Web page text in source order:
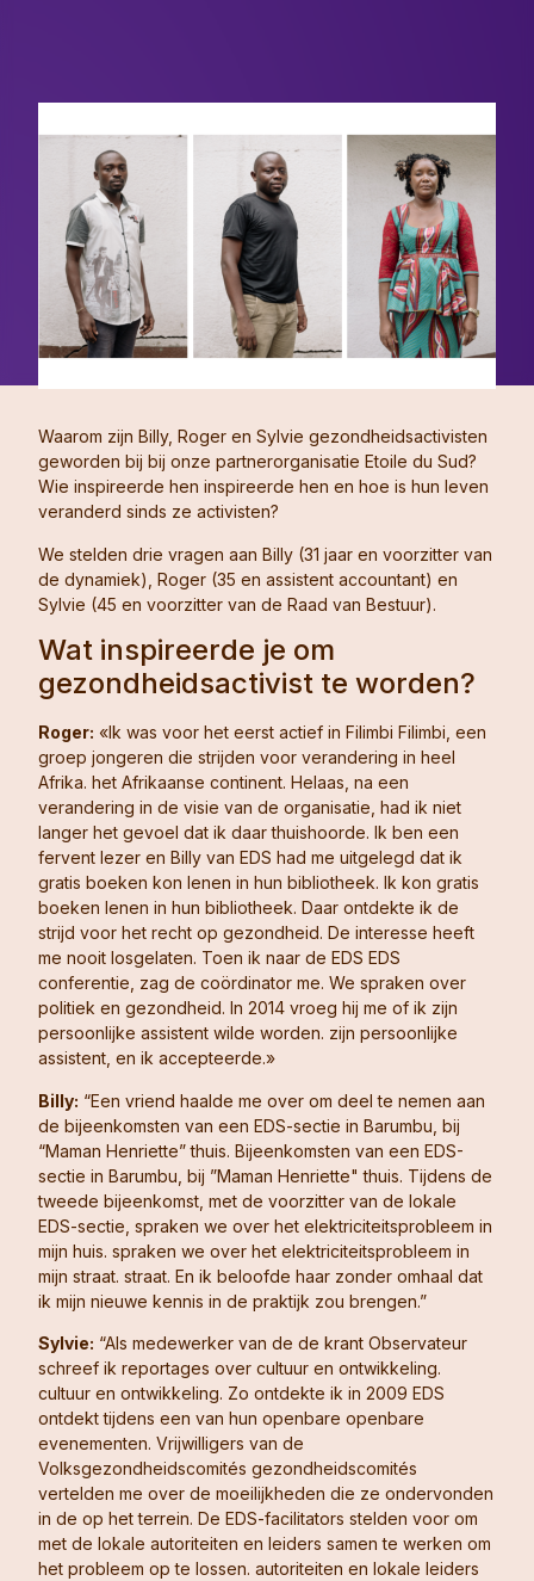
Waarom zijn Billy, Roger en Sylvie gezondheidsactivisten
geworden bij bij onze partnerorganisatie Etoile du Sud?
Wie inspireerde hen inspireerde hen en hoe is hun leven
veranderd sinds ze activisten?
We stelden drie vragen aan Billy (31 jaar en voorzitter van
de dynamiek), Roger (35 en assistent accountant) en
Sylvie (45 en voorzitter van de Raad van Bestuur).
Wat inspireerde je om
gezondheidsactivist te worden?
Roger: «Ik was voor het eerst actief in Filimbi Filimbi, een
groep jongeren die strijden voor verandering in heel
Afrika. het Afrikaanse continent. Helaas, na een
verandering in de visie van de organisatie, had ik niet
langer het gevoel dat ik daar thuishoorde. Ik ben een
fervent lezer en Billy van EDS had me uitgelegd dat ik
gratis boeken kon lenen in hun bibliotheek. Ik kon gratis
boeken lenen in hun bibliotheek. Daar ontdekte ik de
strijd voor het recht op gezondheid. De interesse heeft
me nooit losgelaten. Toen ik naar de EDS EDS
conferentie, zag de coördinator me. We spraken over
politiek en gezondheid. In 2014 vroeg hij me of ik zijn
persoonlijke assistent wilde worden. zijn persoonlijke
assistent, en ik accepteerde.»
Billy: “Een vriend haalde me over om deel te nemen aan
de bijeenkomsten van een EDS-sectie in Barumbu, bij
“Maman Henriette” thuis. Bijeenkomsten van een EDS-
sectie in Barumbu, bij ”Maman Henriette" thuis. Tijdens de
tweede bijeenkomst, met de voorzitter van de lokale
EDS-sectie, spraken we over het elektriciteitsprobleem in
mijn huis. spraken we over het elektriciteitsprobleem in
mijn straat. straat. En ik beloofde haar zonder omhaal dat
ik mijn nieuwe kennis in de praktijk zou brengen.”
Sylvie: “Als medewerker van de de krant Observateur
schreef ik reportages over cultuur en ontwikkeling.
cultuur en ontwikkeling. Zo ontdekte ik in 2009 EDS
ontdekt tijdens een van hun openbare openbare
evenementen. Vrijwilligers van de
Volksgezondheidscomités gezondheidscomités
vertelden me over de moeilijkheden die ze ondervonden
in de op het terrein. De EDS-facilitators stelden voor om
met de lokale autoriteiten en leiders samen te werken om
het probleem op te lossen. autoriteiten en lokale leiders